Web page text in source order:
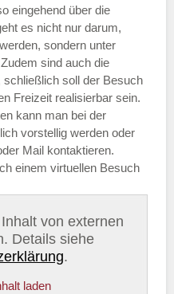
eingehend über die
es nicht nur darum,
sondern unter
sind auch die
soll der Besuch
Freizeit realisierbar sein.
kann man bei der
vorstellig werden oder
Mail kontaktieren.
einem virtuellen Besuch
von externen
Details siehe
.
laden